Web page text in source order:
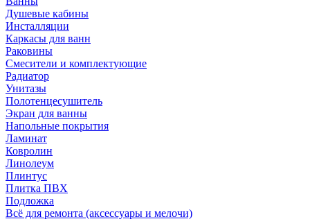
Душевые кабины
Инсталляции
Каркасы для ванн
Раковины
Смесители и комплектующие
Радиатор
Унитазы
Полотенцесушитель
Экран для ванны
Напольные покрытия
Ламинат
Ковролин
Линолеум
Плинтус
Плитка ПВХ
Подложка
Всё для ремонта (аксессуары и мелочи)